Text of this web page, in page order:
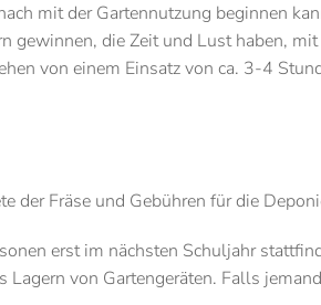
mit der Gartennutzung beginnen
gewinnen, die Zeit und Lust haben,
von einem Einsatz von ca. 3-4
der Fräse und Gebühren für die
erst im nächsten Schuljahr
von Gartengeräten. Falls